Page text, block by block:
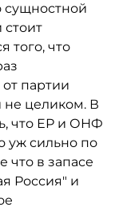
сущностной
того, что
партии
не целиком. В
что ЕР и ОНФ
уж сильно по
что в запасе
Россия" и